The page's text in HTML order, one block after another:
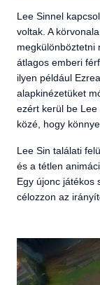
Lee Sinnel
voltak. A
megkülönböztetni
átlagos emberi
ilyen például
alapkinézetüket
ezért kerül be
közé, hogy
Lee Sin találati
és a tétlen
Egy újonc játékos
célozzon az